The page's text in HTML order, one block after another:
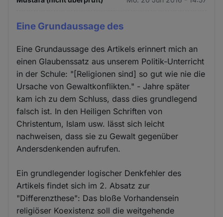
Eine Grundaussage des
Eine Grundaussage des Artikels erinnert mich an
einen Glaubenssatz aus unserem Politik-Unterricht
in der Schule: "[Religionen sind] so gut wie nie die
Ursache von Gewaltkonflikten." - Jahre später
kam ich zu dem Schluss, dass dies grundlegend
falsch ist. In den Heiligen Schriften von
Christentum, Islam usw. lässt sich leicht
nachweisen, dass sie zu Gewalt gegenüber
Andersdenkenden aufrufen.
Ein grundlegender logischer Denkfehler des
Artikels findet sich im 2. Absatz zur
"Differenzthese": Das bloße Vorhandensein
religiöser Koexistenz soll die weitgehende